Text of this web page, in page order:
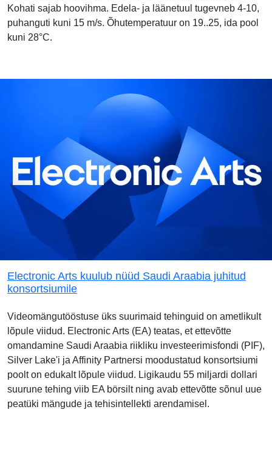
Kohati sajab hoovihma. Edela- ja läänetuul tugevneb 4-10,
puhanguti kuni 15 m/s. Õhutemperatuur on 19..25, ida pool
kuni 28°C.
Electronic Arts kuulub nüüd Saudi Araabia juhitud
konsortsiumile
Videomängutööstuse üks suurimaid tehinguid on ametlikult
lõpule viidud. Electronic Arts (EA) teatas, et ettevõtte
omandamine Saudi Araabia riikliku investeerimisfondi (PIF),
Silver Lake'i ja Affinity Partnersi moodustatud konsortsiumi
poolt on edukalt lõpule viidud. Ligikaudu 55 miljardi dollari
suurune tehing viib EA börsilt ning avab ettevõtte sõnul uue
peatüki mängude ja tehisintellekti arendamisel.